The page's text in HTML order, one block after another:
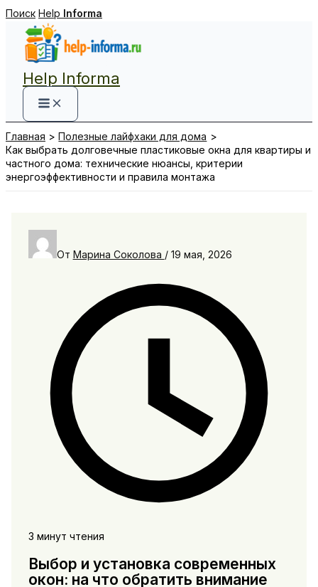
Перейти
содержимому
Поиск Help Informa
Help Informa
Главная
Полезные лайфхаки для дома
Как выбрать долговечные пластиковые окна для квартиры и
частного дома: технические нюансы, критерии
энергоэффективности и правила монтажа
От Марина Соколова / 19 мая, 2026
3 минут чтения
Выбор и установка современных
окон: на что обратить внимание